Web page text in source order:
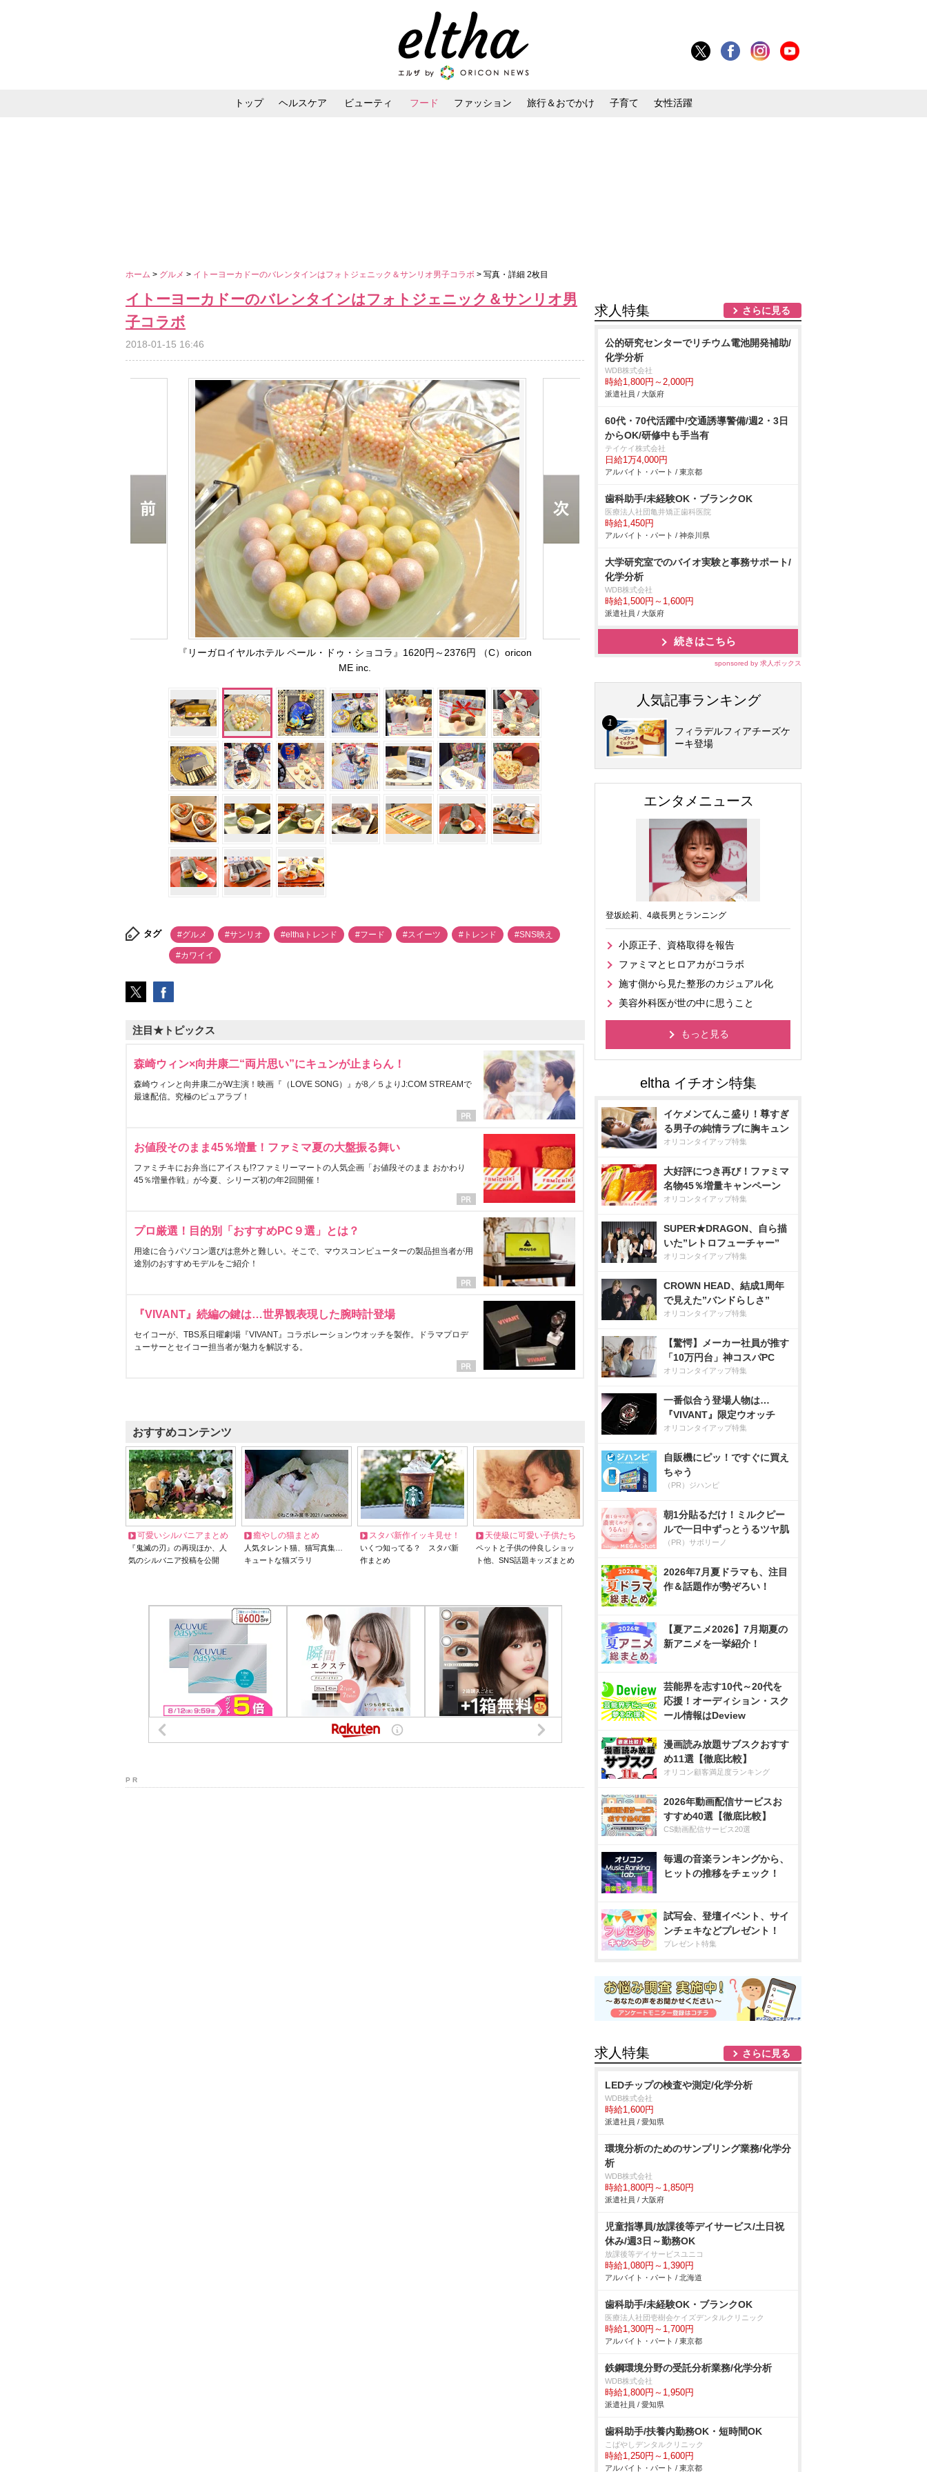
トップ ヘルスケア ビューティ フード ファッション 旅行＆おでかけ 子育て 女性活躍
ホーム > グルメ > イトーヨーカドーのバレンタインはフォトジェニック＆サンリオ男子コラボ > 写真・詳細 2枚目
イトーヨーカドーのバレンタインはフォトジェニック＆サンリオ男
子コラボ
2018-01-15 16:46
『リーガロイヤルホテル ペール・ドゥ・ショコラ』1620円～2376円 （C）oricon
ME inc.
タグ #グルメ #サンリオ #elthaトレンド #フード #スイーツ #トレンド #SNS映え
#カワイイ
注目★トピックス
森崎ウィン×向井康二“両片思い”にキュンが止まらん！
森崎ウィンと向井康二がW主演！映画『（LOVE SONG）』が8／５よりJ:COM STREAMで
最速配信。究極のピュアラブ！
お値段そのまま45％増量！ファミマ夏の大盤振る舞い
ファミチキにお弁当にアイスも!?ファミリーマートの人気企画「お値段そのまま おかわり
45％増量作戦」が今夏、シリーズ初の年2回開催！
プロ厳選！目的別「おすすめPC９選」とは？
用途に合うパソコン選びは意外と難しい。そこで、マウスコンピューターの製品担当者が用
途別のおすすめモデルをご紹介！
『VIVANT』続編の鍵は…世界観表現した腕時計登場
セイコーが、TBS系日曜劇場『VIVANT』コラボレーションウオッチを製作。ドラマプロデ
ューサーとセイコー担当者が魅力を解説する。
おすすめコンテンツ
可愛いシルバニアまとめ
『鬼滅の刃』の再現ほか、人
気のシルバニア投稿を公開
癒やしの猫まとめ
人気タレント猫、猫写真集…
キュートな猫ズラリ
スタバ新作イッキ見せ！
いくつ知ってる？ スタバ新
作まとめ
天使級に可愛い子供たち
ペットと子供の仲良しショッ
ト他、SNS話題キッズまとめ
P R
求人特集 さらに見る
公的研究センターでリチウム電池開発補助/
化学分析
WDB株式会社
時給1,800円～2,000円
派遣社員 / 大阪府
60代・70代活躍中/交通誘導警備/週2・3日
からOK/研修中も手当有
テイケイ株式会社
日給1万4,000円
アルバイト・パート / 東京都
歯科助手/未経験OK・ブランクOK
医療法人社団亀井矯正歯科医院
時給1,450円
アルバイト・パート / 神奈川県
大学研究室でのバイオ実験と事務サポート/
化学分析
WDB株式会社
時給1,500円～1,600円
派遣社員 / 大阪府
続きはこちら
sponsored by 求人ボックス
人気記事ランキング
フィラデルフィアチーズケ
ーキ登場
エンタメニュース
登坂絵莉、4歳長男とランニング
小原正子、資格取得を報告
ファミマとヒロアカがコラボ
施す側から見た整形のカジュアル化
美容外科医が世の中に思うこと
もっと見る
イケメンてんこ盛り！尊すぎ
る男子の純情ラブに胸キュン
オリコンタイアップ特集
大好評につき再び！ファミマ
名物45％増量キャンペーン
オリコンタイアップ特集
SUPER★DRAGON、自ら描
いた”レトロフューチャー”
オリコンタイアップ特集
CROWN HEAD、結成1周年
で見えた”バンドらしさ”
オリコンタイアップ特集
【驚愕】メーカー社員が推す
「10万円台」神コスパPC
オリコンタイアップ特集
一番似合う登場人物は…
『VIVANT』限定ウオッチ
オリコンタイアップ特集
自販機にピッ！ですぐに買え
ちゃう
（PR）ジハンピ
朝1分貼るだけ！ミルクピー
ルで一日中ずっとうるツヤ肌
（PR）サボリーノ
2026年7月夏ドラマも、注目
作＆話題作が勢ぞろい！
【夏アニメ2026】7月期夏の
新アニメを一挙紹介！
芸能界を志す10代～20代を
応援！オーディション・スク
ール情報はDeview
漫画読み放題サブスクおすす
め11選【徹底比較】
オリコン顧客満足度ランキング
2026年動画配信サービスお
すすめ40選【徹底比較】
CS動画配信サービス20選
毎週の音楽ランキングから、
ヒットの推移をチェック！
試写会、登壇イベント、サイ
ンチェキなどプレゼント！
プレゼント特集
求人特集 さらに見る
LEDチップの検査や測定/化学分析
WDB株式会社
時給1,600円
派遣社員 / 愛知県
環境分析のためのサンプリング業務/化学分
析
WDB株式会社
時給1,800円～1,850円
派遣社員 / 大阪府
児童指導員/放課後等デイサービス/土日祝
休み/週3日～勤務OK
放課後等デイサービスユニコ
時給1,080円～1,390円
アルバイト・パート / 北海道
歯科助手/未経験OK・ブランクOK
医療法人社団壱樹会ケイズデンタルクリニック
時給1,300円～1,700円
アルバイト・パート / 東京都
鉄鋼環境分野の受託分析業務/化学分析
WDB株式会社
時給1,800円～1,950円
派遣社員 / 愛知県
歯科助手/扶養内勤務OK・短時間OK
こばやしデンタルクリニック
時給1,250円～1,600円
アルバイト・パート / 東京都